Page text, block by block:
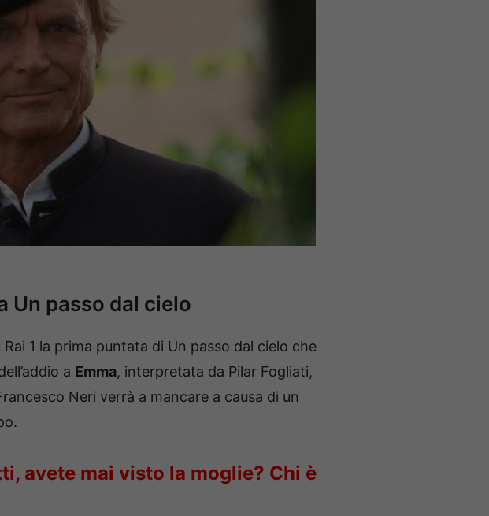
Un passo dal cielo
1 la prima puntata di Un passo dal cielo che
a Emma, interpretata da Pilar Fogliati,
Neri verrà a mancare a causa di un
avete mai visto la moglie? Chi è